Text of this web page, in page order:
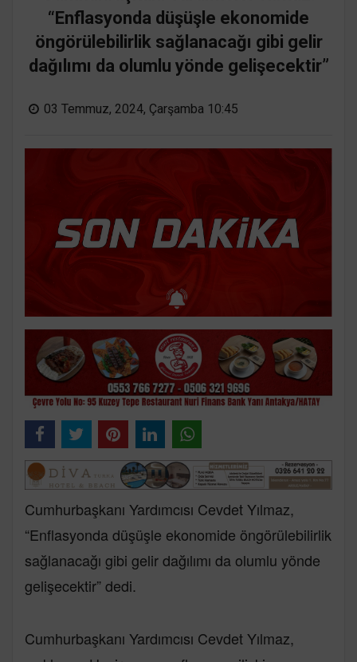
“Enflasyonda düşüşle ekonomide
öngörülebilirlik sağlanacağı gibi gelir
dağılımı da olumlu yönde gelişecektir”
03 Temmuz, 2024, Çarşamba 10:45
Cumhurbaşkanı Yardımcısı Cevdet Yılmaz,
“Enflasyonda düşüşle ekonomide öngörülebilirlik
sağlanacağı gibi gelir dağılımı da olumlu yönde
gelişecektir” dedi.
Cumhurbaşkanı Yardımcısı Cevdet Yılmaz,